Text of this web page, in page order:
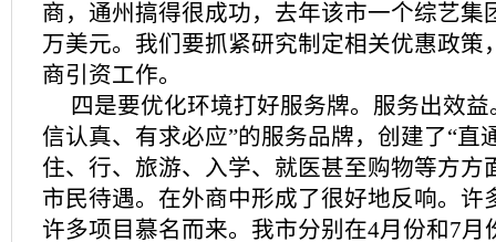
商，通州搞得很成功，去年该市一个综艺集
万美元。我们要抓紧研究制定相关优惠政策
商引资工作。
四是要优化环境打好服务牌。服务出效
信认真、有求必应”的服务品牌，创建了“直
住、行、旅游、入学、就医甚至购物等方方
市民待遇。在外商中形成了很好地反响。许
许多项目慕名而来。我市分别在4月份和7月